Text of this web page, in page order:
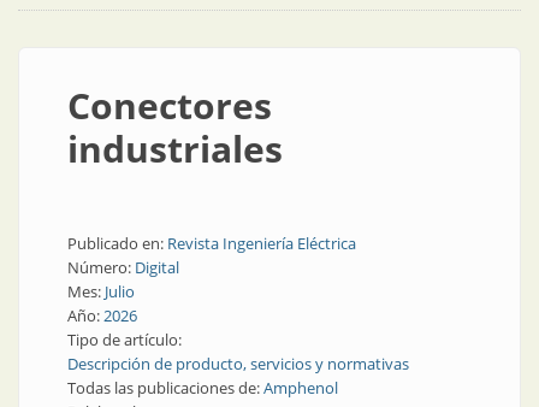
Conectores
industriales
Publicado en: Revista Ingeniería Eléctrica
Número: Digital
Mes: Julio
Año:2026
Tipo de artículo:
Descripción de producto, servicios y normativas
Todas las publicaciones de:Amphenol